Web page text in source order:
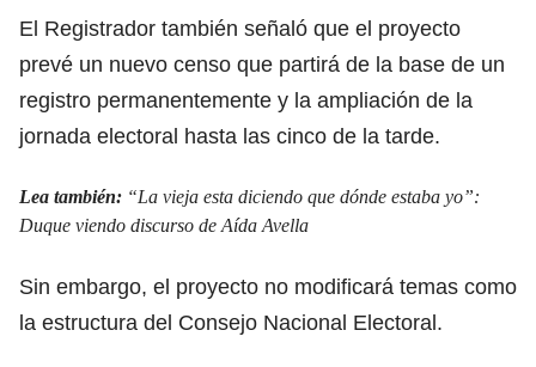
El Registrador también señaló que el proyecto
prevé un nuevo censo que partirá de la base de un
registro permanentemente y la ampliación de la
jornada electoral hasta las cinco de la tarde.
Lea también: “La vieja esta diciendo que dónde estaba yo”:
Duque viendo discurso de Aída Avella
Sin embargo, el proyecto no modificará temas como
la estructura del Consejo Nacional Electoral.